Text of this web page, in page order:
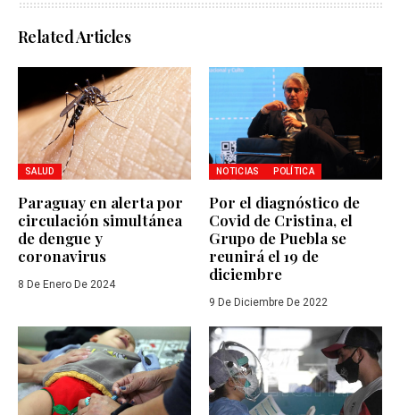
Related Articles
SALUD
Paraguay en alerta por
circulación simultánea
de dengue y
coronavirus
8 De Enero De 2024
NOTICIAS POLÍTICA
Por el diagnóstico de
Covid de Cristina, el
Grupo de Puebla se
reunirá el 19 de
diciembre
9 De Diciembre De 2022